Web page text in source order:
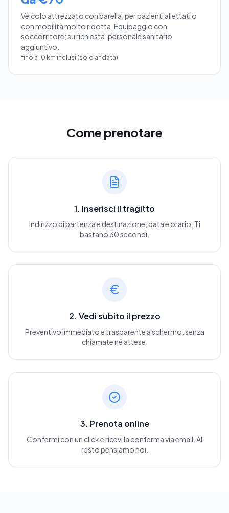
Veicolo attrezzato con barella, per pazienti allettati o
con mobilità molto ridotta. Equipaggio con
soccorritore; su richiesta, personale sanitario
aggiuntivo.
fino a 10 km inclusi (solo andata)
Come prenotare
1. Inserisci il tragitto
Indirizzo di partenza e destinazione, data e orario. Ti
bastano 30 secondi.
2. Vedi subito il prezzo
Preventivo immediato e trasparente a schermo, senza
chiamate né attese.
3. Prenota online
Confermi con un click e ricevi la conferma via email. Al
resto pensiamo noi.